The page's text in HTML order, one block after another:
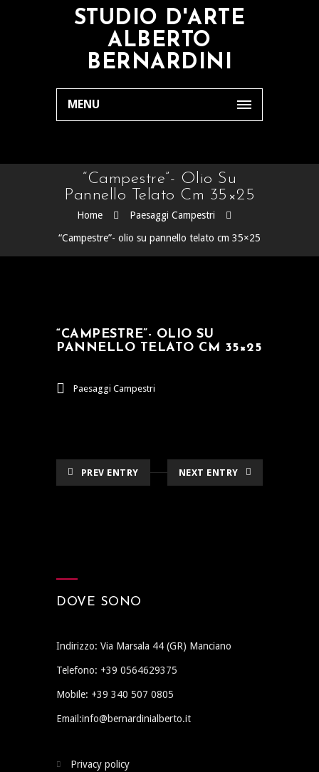
STUDIO D'ARTE
ALBERTO
BERNARDINI
MENU
“Campestre”- Olio Su
Pannello Telato Cm 35×25
Home
Paesaggi Campestri
“Campestre”- olio su pannello telato cm 35×25
“CAMPESTRE”- OLIO SU
PANNELLO TELATO CM 35×25
Paesaggi Campestri
PREV ENTRY NEXT ENTRY
DOVE SONO
Indirizzo: Via Marsala 44 (GR) Manciano
Telefono: +39 0564629375
Mobile: +39 340 507 0805
Email:info@bernardinialberto.it
privacy policy